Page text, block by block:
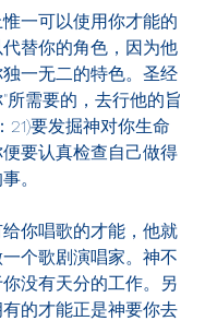
可以使用你才能的
替你的角色，因为他
一无二的特色。圣经
所需要的，去行他的旨
21)要发掘神对你生命
要认真检查自己做得
。
唱歌的才能，他就
个歌剧演唱家。神不
没有天分的工作。另
的才能正是神要你去